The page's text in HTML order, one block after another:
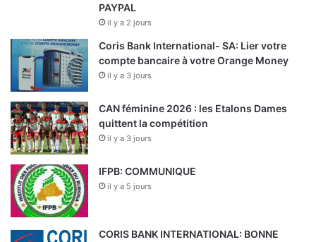
PAYPAL
il y a 2 jours
Coris Bank International- SA: Lier votre
compte bancaire à votre Orange Money
il y a 3 jours
CAN féminine 2026 : les Etalons Dames
quittent la compétition
il y a 3 jours
IFPB: COMMUNIQUE
il y a 5 jours
CORIS BANK INTERNATIONAL: BONNE